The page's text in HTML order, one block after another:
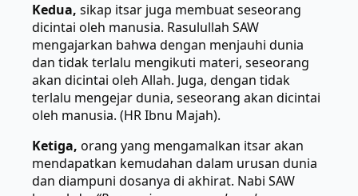
Kedua, sikap itsar juga membuat seseorang
dicintai oleh manusia. Rasulullah SAW
mengajarkan bahwa dengan menjauhi dunia
dan tidak terlalu mengikuti materi, seseorang
akan dicintai oleh Allah. Juga, dengan tidak
terlalu mengejar dunia, seseorang akan dicintai
oleh manusia. (HR Ibnu Majah).
Ketiga, orang yang mengamalkan itsar akan
mendapatkan kemudahan dalam urusan dunia
dan diampuni dosanya di akhirat. Nabi SAW